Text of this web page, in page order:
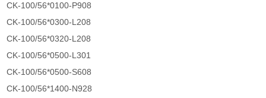
CK-100/56*0100-P908
CK-100/56*0300-L208
CK-100/56*0320-L208
CK-100/56*0500-L301
CK-100/56*0500-S608
CK-100/56*1400-N928